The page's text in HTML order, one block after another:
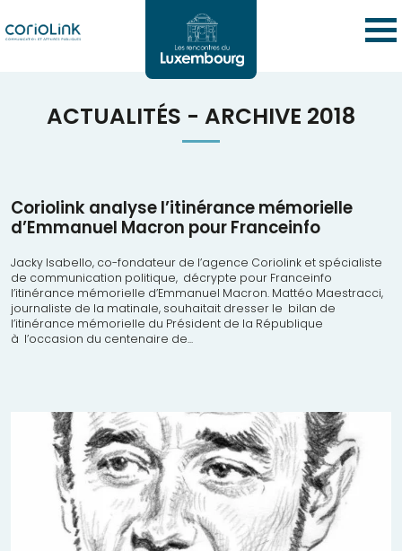
ACTUALITÉS - ARCHIVE 2018
Coriolink analyse l’itinérance mémorielle
d’Emmanuel Macron pour Franceinfo
Jacky Isabello, co-fondateur de l’agence Coriolink et spécialiste
de communication politique, décrypte pour Franceinfo
l’itinérance mémorielle d’Emmanuel Macron. Mattéo Maestracci,
journaliste de la matinale, souhaitait dresser le bilan de
l’itinérance mémorielle du Président de la République
à l’occasion du centenaire de...